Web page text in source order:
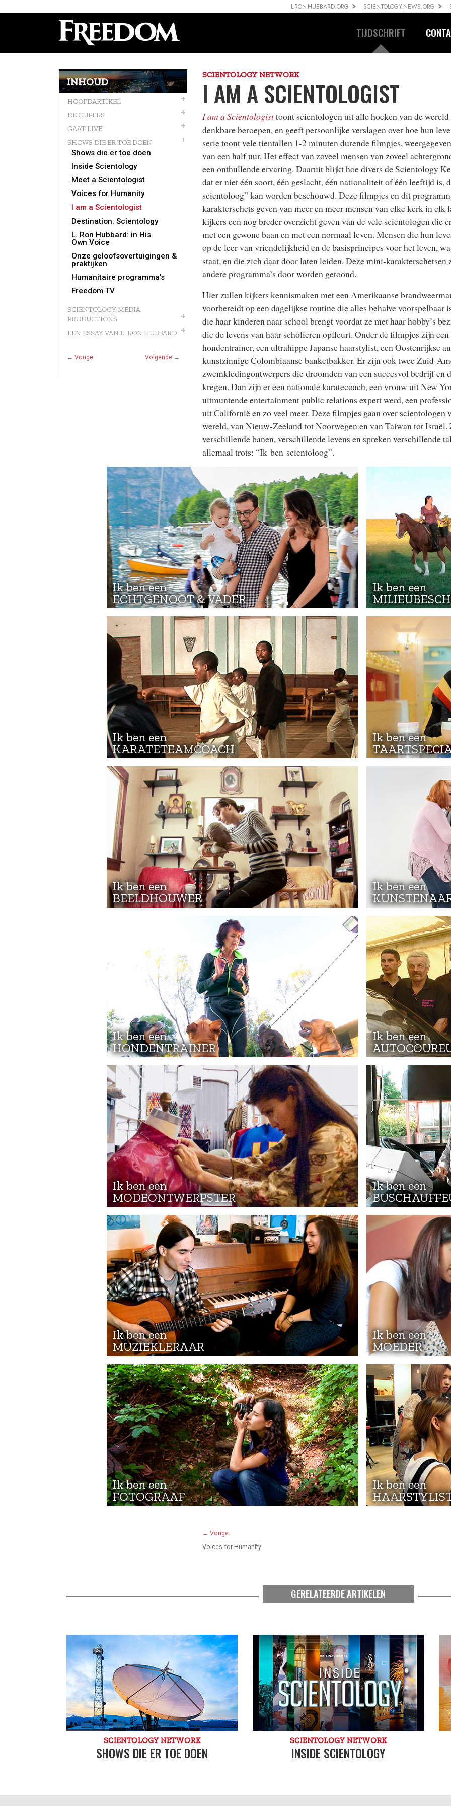
L RON HUBBARD.ORG SCIENTOLOGY NEWS.ORG
TIJDSCHRIFT
INHOUD
HOOFDARTIKEL
DE CIJFERS
GAAT LIVE
SHOWS DIE ER TOE DOEN
Shows die er toe doen
Inside Scientology
Meet a Scientologist
Voices for Humanity
I am a Scientologist
Destination: Scientology
L. Ron Hubbard: in His
Own Voice
Onze geloofs­overtuigingen &
praktijken
Humanitaire programma’s
Freedom TV
SCIENTOLOGY MEDIA
PRODUCTIONS
EEN ESSAY VAN L. RON HUBBARD
← Vorige Volgende →
SCIENTOLOGY NETWORK
I AM A SCIENTOLOGIST
I am a Scientologisttoont scientologen uit alle hoeken van de
denkbare beroepen, en geeft persoonlijke verslagen over hoe hun
serie toont vele tientallen 1-2 minuten durende filmpjes,
van een half uur. Het effect van zoveel mensen van zoveel
een onthullende ervaring. Daaruit blijkt hoe divers de Scientology
dat er niet één soort, één geslacht, één nationaliteit of één leeftijd is,
scientoloog” kan worden beschouwd. Deze filmpjes en dit
karakterschets geven van meer en meer mensen van elke kerk in elk
kijkers een nog breder overzicht geven van de vele scientologen die
met een gewone baan en met een normaal leven. Mensen die hun
op de leer van vriendelijkheid en de basisprincipes voor het leven,
staat, en die zich daar door laten leiden. Deze mini-karakterschetsen
andere programma’s door worden getoond.
Hier zullen kijkers kennismaken met een Amerikaanse
voorbereidt op een dagelijkse routine die alles behalve voorspelbaar
die haar kinderen naar school brengt voordat ze met haar hobby’s
die de levens van haar scholieren opfleurt. Onder de filmpjes zijn
hondentrainer, een ultrahippe Japanse haarstylist, een Oostenrijkse
kunstzinnige Colombiaanse banketbakker. Er zijn ook twee Zuid-
zwemkledingontwerpers die droomden van een succesvol bedrijf en
kregen. Dan zijn er een nationale karatecoach, een vrouw uit New
uitmuntende entertainment public relations expert werd, een
uit Californië en zo veel meer. Deze filmpjes gaan over scientologen
wereld, van Nieuw-Zeeland tot Noorwegen en van Taiwan tot Israël.
verschillende banen, verschillende levens en spreken verschillende
allemaal trots: “Ik ben scientoloog”.
Ik ben een
ECHTGENOOT & VADER
Ik ben een
Ik ben een
KARATETEAMCOACH
Ik ben een
Ik ben een
BEELDHOUWER
Ik ben een
Ik ben een
HONDENTRAINER
Ik ben een
Ik ben een
MODEONTWERPSTER
Ik ben een
Ik ben een
MUZIEKLERAAR
Ik ben een
MOEDER
Ik ben een
FOTOGRAAF
Ik ben een
← Vorige
Voices for Humanity
GERELATEERDE ARTIKELEN
SCIENTOLOGY NETWORK
SHOWS DIE ER TOE DOEN
SCIENTOLOGY NETWORK
INSIDE SCIENTOLOGY